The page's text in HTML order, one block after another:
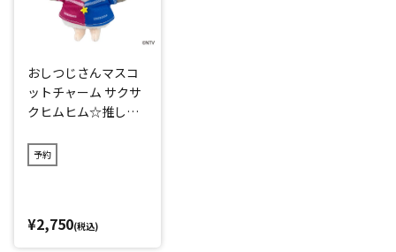
おしつじさんマスコ
ットチャーム サクサ
クヒムヒム☆推しの
予約
¥2,750(税込)